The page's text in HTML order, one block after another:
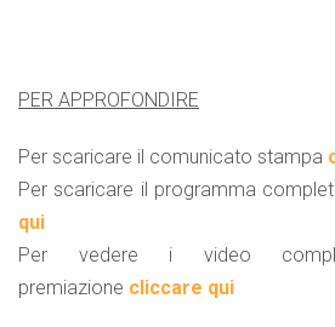
PER APPROFONDIRE
Per scaricare il comunicato stampa
Per scaricare il programma
qui
Per vedere i video
premiazione cliccare qui